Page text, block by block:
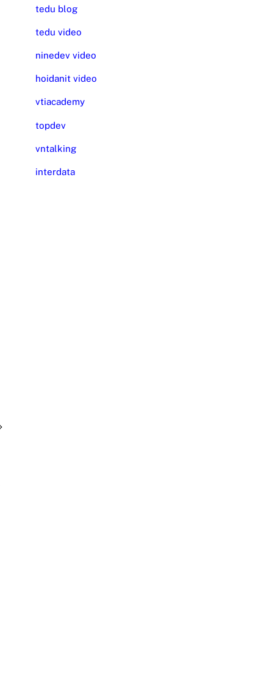
tedu blog
tedu video
ninedev video
hoidanit video
vtiacademy
topdev
vntalking
interdata